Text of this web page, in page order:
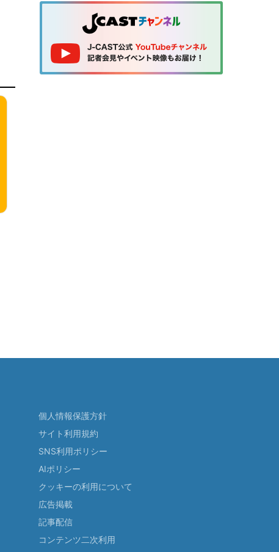
個人情報保護方針
サイト利用規約
SNS利用ポリシー
AIポリシー
クッキーの利用について
広告掲載
記事配信
コンテンツ二次利用